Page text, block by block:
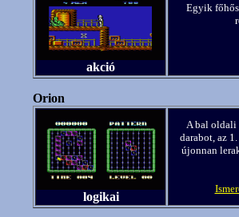
akció
Egyik
Orion
logikai
A bal oldali
darabot, az
újonnan